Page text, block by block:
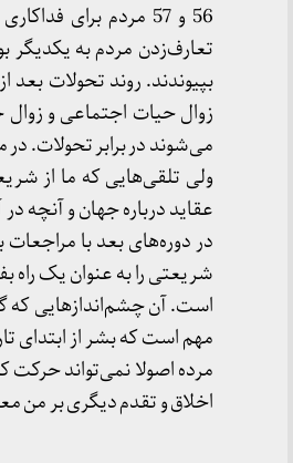
56 و 57 مردم برای
تعارف‌زدن مردم به یکدیگر
بپیوندند. روند تحولات بعد
زوال حیات اجتماعی و
عقاید درباره جهان و آنچه
در دوره‌های بعد با
شریعتی را به عنوان یک راه
است. آن چشم‌اندازهایی که
مهم است که بشر از ابتدای
مرده اصولا نمی‌تواند حرکت
اخلاق و تقدم دیگری بر من